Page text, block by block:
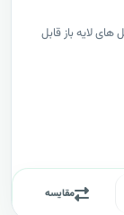
لایه باز قابل
مقایسه